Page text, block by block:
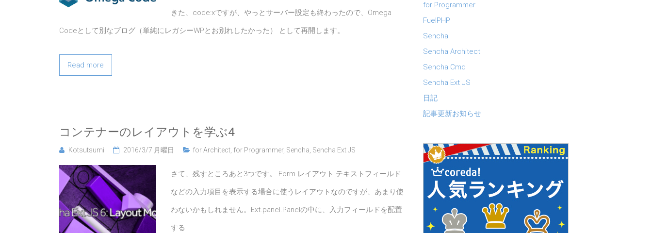
きた、code:xですが、やっとサーバー設定も終わったので、Omega
Codeとして別なブログ（単純にレガシーWPとお別れしたかった） として再開します。
Read more
コンテナーのレイアウトを学ぶ4
Kotsutsumi 2016/3/7 月曜日 for Architect for Programmer, Sencha Sencha Ext JS
さて、残すところあと3つです。 Form レイアウト テキストフィールド
などの入力項目を表示する場合に使うレイアウトなのですが、あまり使
わないかもしれません。Ext.panel.Panelの中に、入力フィールドを配置
する
for Programmer
FuelPHP
Sencha
Sencha Architect
Sencha Cmd
Sencha Ext JS
日記
記事更新お知らせ